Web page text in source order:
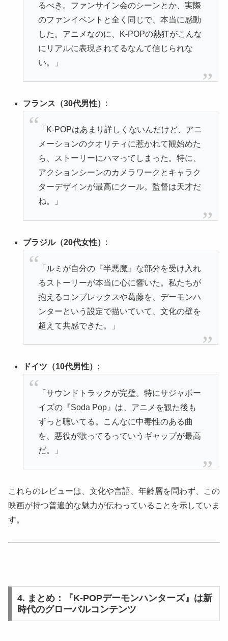
るべき。ファンサイン会のシーンとか、実際
のファンイベントと全く同じで、本当に感動
した。アニメなのに、K-POPの熱狂がこんな
にリアルに表現されてるなんて信じられな
い。」
フランス（30代男性） :
「K-POPはあまり詳しくないんだけど、アニ
メーションのクオリティに惹かれて観始めた
ら、ストーリーにハマってしまった。特に、
アクションシーンのカメラワークとキャラク
ターデザインが最高にクール。監督は天才だ
ね。」
ブラジル（20代女性） :
「ルミが自分の『半悪魔』な部分を受け入れ
るストーリーが本当に心に響いた。私たちが
抱えるコンプレックスや葛藤を、デーモンハ
ンターという設定で描いていて、文化の壁を
超えて共感できた。」
ドイツ（10代男性） :
「サウンドトラックが完璧。特にサジャボー
イズの『Soda Pop』は、アニメを観た後も
ずっと聴いてる。こんなに中毒性のある曲
を、悪役が歌ってるっていうギャップが最高
だ。」
これらのレビューは、文化や言語、年齢層を問わず、この
映画が持つ普遍的な魅力が伝わっていることを示していま
す。
4. まとめ：『K-POPデーモンハンターズ』は新
時代のグローバルコンテンツ